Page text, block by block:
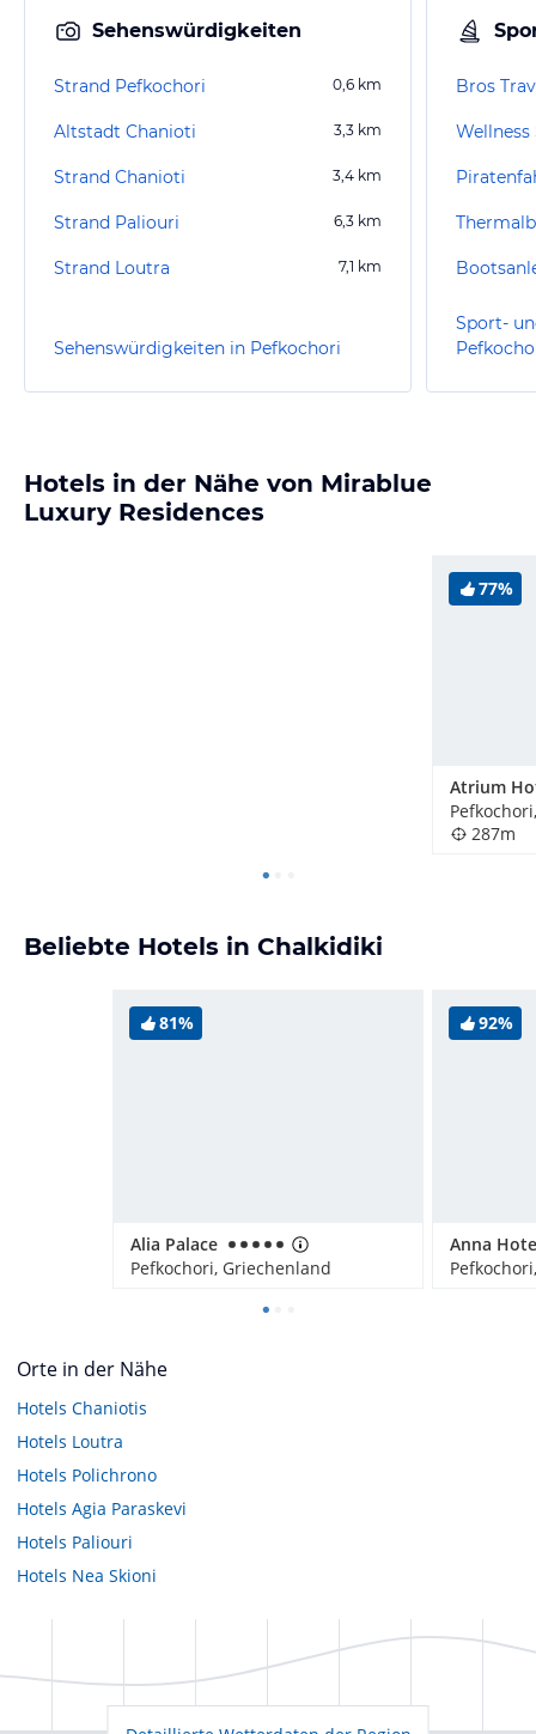
Sehenswürdigkeiten
Strand Pefkochori 0,6 km
Altstadt Chanioti 3,3 km
Strand Chanioti 3,4 km
Strand Paliouri 6,3 km
Strand Loutra 7,1 km
Sehenswürdigkeiten in Pefkochori
Bros
Sport-
Hotels in der Nähe von Mirablue
Luxury Residences
77%
Atrium
287m
Beliebte Hotels in Chalkidiki
81%
Alia Palace
Pefkochori, Griechenland
92%
Anna
Orte in der Nähe
Hotels Chaniotis
Hotels Loutra
Hotels Polichrono
Hotels Agia Paraskevi
Hotels Paliouri
Hotels Nea Skioni